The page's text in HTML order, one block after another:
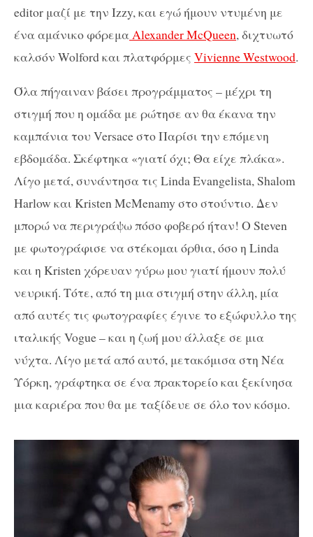
editor μαζί με την Izzy, και εγώ ήμουν ντυμένη με
ένα αμάνικο φόρεμα Alexander McQueen, διχτυωτό
καλσόν Wolford και πλατφόρμες Vivienne Westwood.
Όλα πήγαιναν βάσει προγράμματος – μέχρι τη
στιγμή που η ομάδα με ρώτησε αν θα έκανα την
καμπάνια του Versace στο Παρίσι την επόμενη
εβδομάδα. Σκέφτηκα «γιατί όχι; Θα είχε πλάκα».
Λίγο μετά, συνάντησα τις Linda Evangelista, Shalom
Harlow και Kristen McMenamy στο στούντιο. Δεν
μπορώ να περιγράψω πόσο φοβερό ήταν! Ο Steven
με φωτογράφισε να στέκομαι όρθια, όσο η Linda
και η Kristen χόρευαν γύρω μου γιατί ήμουν πολύ
νευρική. Τότε, από τη μια στιγμή στην άλλη, μία
από αυτές τις φωτογραφίες έγινε το εξώφυλλο της
ιταλικής Vogue – και η ζωή μου άλλαξε σε μια
νύχτα. Λίγο μετά από αυτό, μετακόμισα στη Νέα
Υόρκη, γράφτηκα σε ένα πρακτορείο και ξεκίνησα
μια καριέρα που θα με ταξίδευε σε όλο τον κόσμο.